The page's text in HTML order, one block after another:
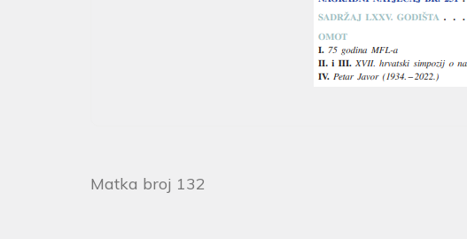
Matka broj 132